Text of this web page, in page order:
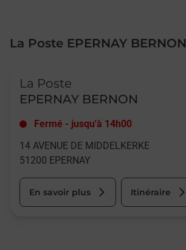
La Poste EPERNAY BERNON
La Poste
EPERNAY BERNON
Fermé - jusqu'à 14h00
14 AVENUE DE MIDDELKERKE
51200 EPERNAY
En savoir plus Itinéraire